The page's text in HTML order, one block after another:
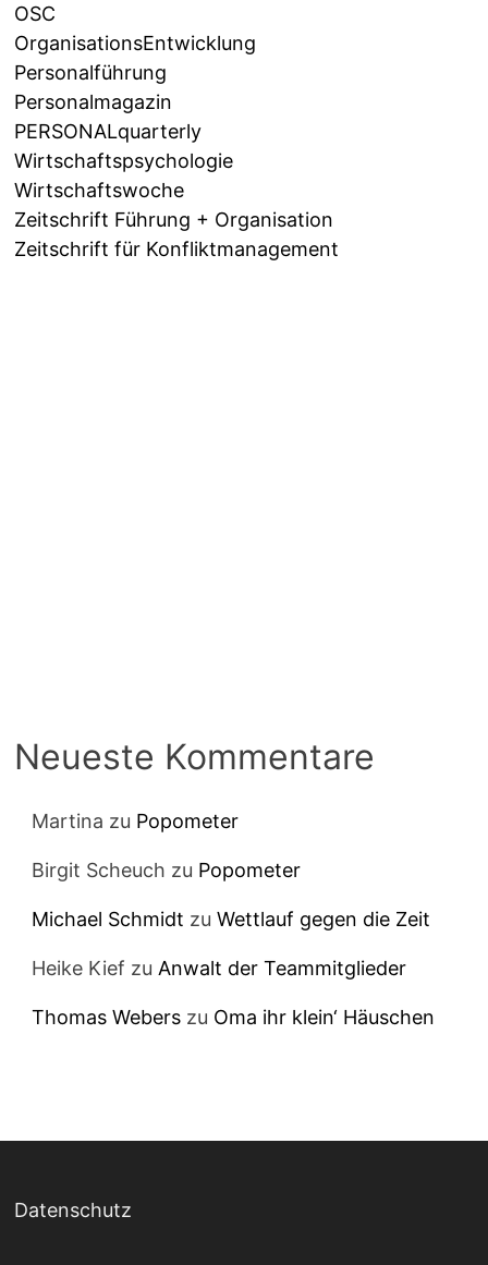
OSC
OrganisationsEntwicklung
Personalführung
Personalmagazin
PERSONALquarterly
Wirtschaftspsychologie
Wirtschaftswoche
Zeitschrift Führung + Organisation
Zeitschrift für Konfliktmanagement
Neueste Kommentare
Martina zu Popometer
Birgit Scheuch zu Popometer
Michael Schmidt zuWettlauf gegen die Zeit
Heike Kief zuAnwalt der Teammitglieder
Thomas Webers zu Oma ihr klein‘ Häuschen
Datenschutz